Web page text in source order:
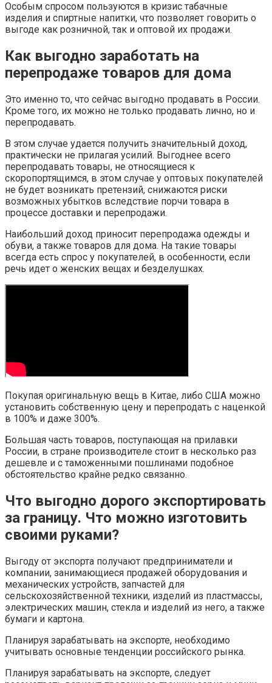
Особым спросом пользуются в кризис табачные
изделия и спиртные напитки, что позволяет говорить о
выгоде как розничной, так и оптовой их продажи.
Как выгодно заработать на
перепродаже товаров для дома
Это именно то, что сейчас выгодно продавать в России.
Кроме того, их можно не только продавать лично, но и
перепродавать.
В этом случае удается получить значительный доход,
практически не прилагая усилий. Выгоднее всего
перепродавать товары, не относящиеся к
скоропортящимся, в этом случае у оптовых покупателей
не будет возникать претензий, снижаются риски
возможных убытков вследствие порчи товара в
процессе доставки и перепродажи.
Наибольший доход приносит перепродажа одежды и
обуви, а также товаров для дома. На такие товары
всегда есть спрос у покупателей, в особенности, если
речь идет о женских вещах и безделушках.
Покупая оригинальную вещь в Китае, либо США можно
установить собственную цену и перепродать с наценкой
в 100% и даже 300%.
Большая часть товаров, поступающая на прилавки
России, в стране производителе стоит в несколько раз
дешевле и с таможенными пошлинами подобное
обстоятельство крайне редко связанно.
Что выгодно дорого экспортировать
за границу. Что можно изготовить
своими руками?
Выгоду от экспорта получают предприниматели и
компании, занимающиеся продажей оборудования и
механических устройств, запчастей для
сельскохозяйственной техники, изделий из пластмассы,
электрических машин, стекла и изделий из него, а также
бумаги и картона.
Планируя зарабатывать на экспорте, необходимо
учитывать основные тенденции российского рынка.
Планируя зарабатывать на экспорте, следует